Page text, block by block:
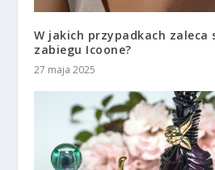
W jakich przypadkach zaleca
zabiegu Icoone?
27 maja 2025